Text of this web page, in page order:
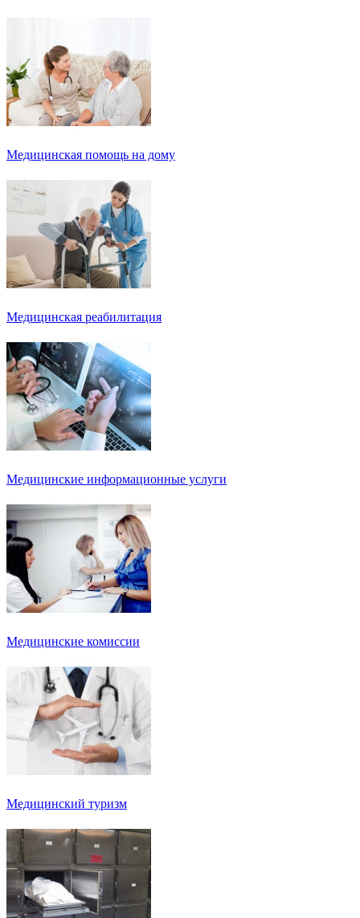
Медицинская помощь на дому
Медицинская реабилитация
Медицинские информационные услуги
Медицинские комиссии
Медицинский туризм